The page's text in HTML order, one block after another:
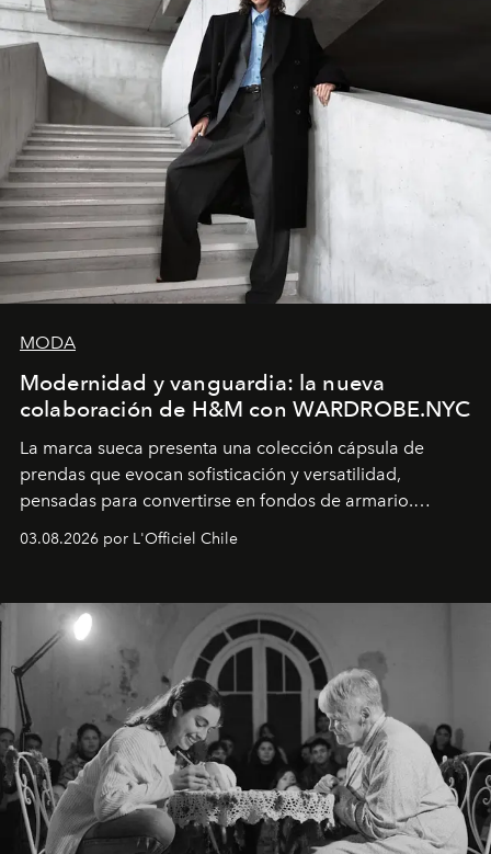
MODA
Modernidad y vanguardia: la nueva
colaboración de H&M con WARDROBE.NYC
La marca sueca presenta una colección cápsula de
prendas que evocan sofisticación y versatilidad,
pensadas para convertirse en fondos de armario.
03.08.2026 por L'Officiel Chile